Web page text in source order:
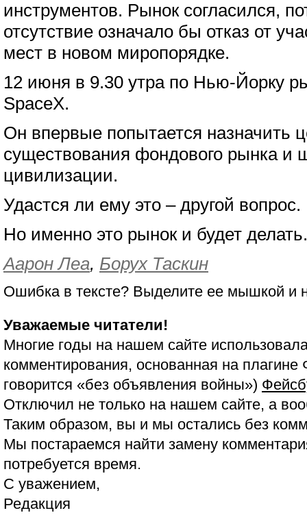
инструментов. Рынок согласился,
отсутствие означало бы отказ от
мест в новом миропорядке.
12 июня в 9.30 утра по Нью-Йорку
SpaceX.
Он впервые попытается назначить
существования фондового рынка и
цивилизации.
Удастся ли ему это – другой вопрос.
Но именно это рынок и будет делать.
Аарон Леа, Борух Таскин
Ошибка в тексте? Выделите ее мышкой и
Уважаемые читатели!
Многие годы на нашем сайте
комментирования, основанная на
говорится «без объявления войны»)
Отключил не только на нашем сайте, а
Таким образом, вы и мы остались без
Мы постараемся найти замену
потребуется время.
С уважением,
Редакция